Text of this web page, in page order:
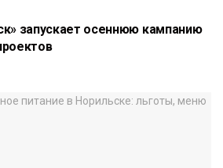
запускает осеннюю кампанию